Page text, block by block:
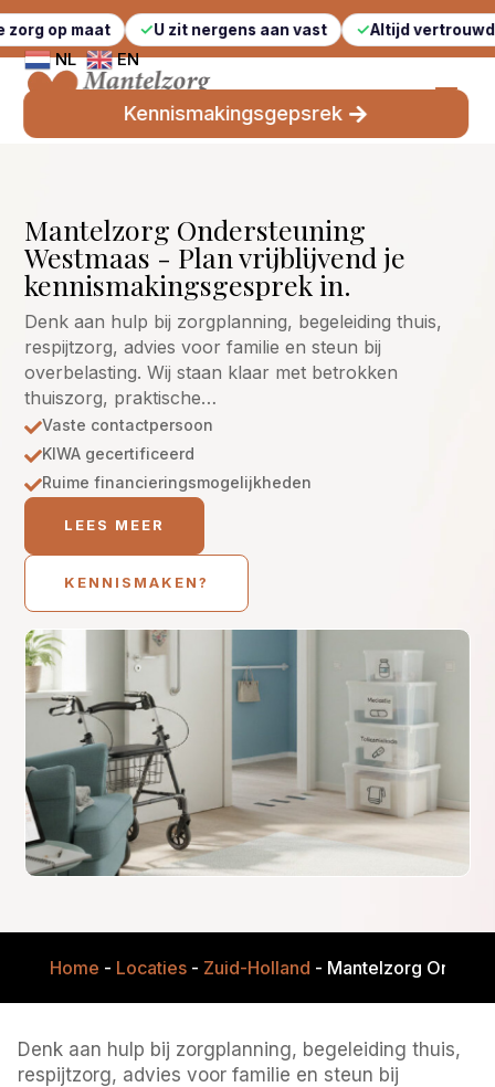
U zit nergens aan vast Altijd vertrouwde
NL EN
Kennismakingsgepsrek
Mantelzorg Ondersteuning
Westmaas - Plan vrijblijvend je
kennismakingsgesprek in.
Denk aan hulp bij zorgplanning, begeleiding thuis,
respijtzorg, advies voor familie en steun bij
overbelasting. Wij staan klaar met betrokken
thuiszorg, praktische…
Vaste contactpersoon
KIWA gecertificeerd
Ruime financieringsmogelijkheden
LEES MEER
KENNISMAKEN?
Home - Locaties- Zuid-Holland - Mantelzorg
Denk aan hulp bij zorgplanning, begeleiding thuis,
respijtzorg, advies voor familie en steun bij